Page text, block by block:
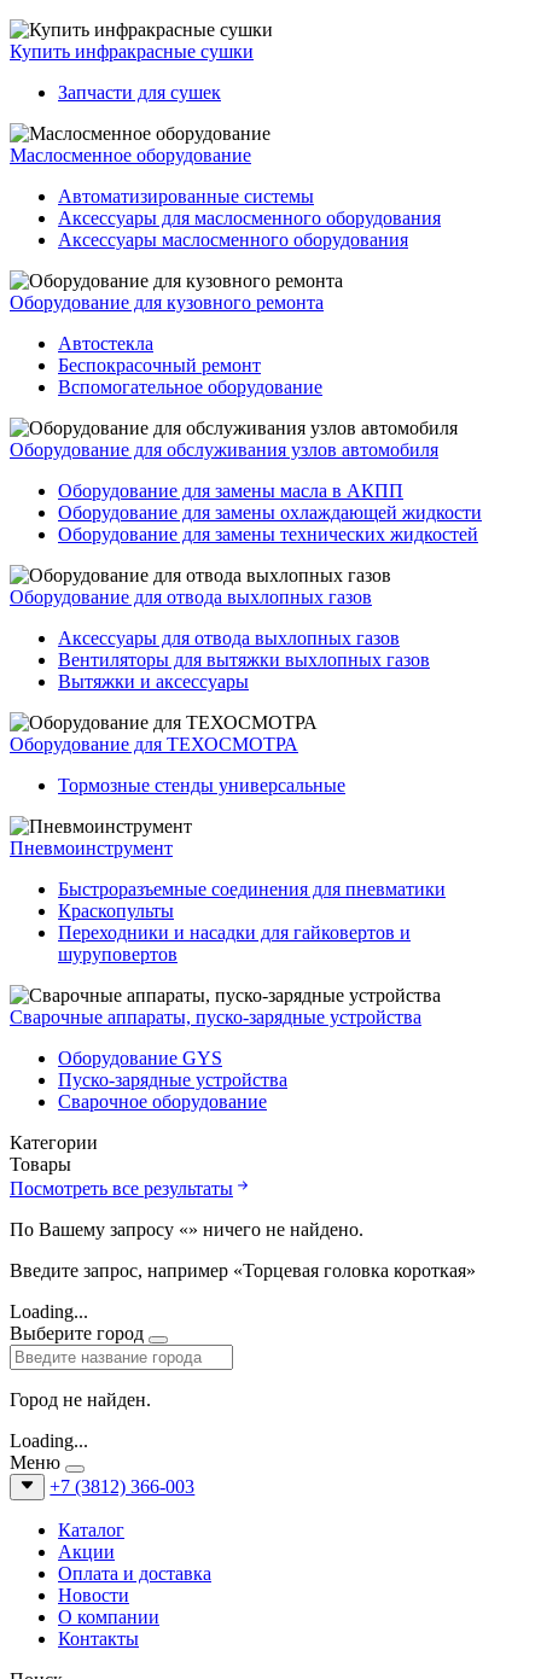
Купить инфракрасные сушки
Запчасти для сушек
Маслосменное оборудование
Автоматизированные системы
Аксессуары для маслосменного оборудования
Аксессуары маслосменного оборудования
Оборудование для кузовного ремонта
Автостекла
Беспокрасочный ремонт
Вспомогательное оборудование
Оборудование для обслуживания узлов автомобиля
Оборудование для замены масла в АКПП
Оборудование для замены охлаждающей жидкости
Оборудование для замены технических жидкостей
Оборудование для отвода выхлопных газов
Аксессуары для отвода выхлопных газов
Вентиляторы для вытяжки выхлопных газов
Вытяжки и аксессуары
Оборудование для ТЕХОСМОТРА
Тормозные стенды универсальные
Пневмоинструмент
Быстроразъемные соединения для пневматики
Краскопульты
Переходники и насадки для гайковертов и
шуруповертов
Сварочные аппараты, пуско-зарядные устройства
Оборудование GYS
Пуско-зарядные устройства
Сварочное оборудование
Категории
Товары
Посмотреть все результаты
По Вашему запросу «» ничего не найдено.
Введите запрос, например «Торцевая головка короткая»
Loading...
Выберите город
Город не найден.
Loading...
Меню
+7 (3812) 366-003
Каталог
Акции
Оплата и доставка
Новости
О компании
Контакты